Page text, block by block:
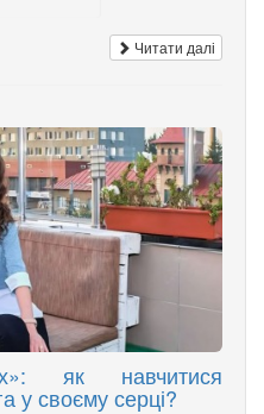
Читати далі
як навчитися
у своєму серці?